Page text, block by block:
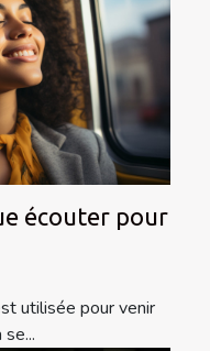
écouter pour
utilisée pour venir